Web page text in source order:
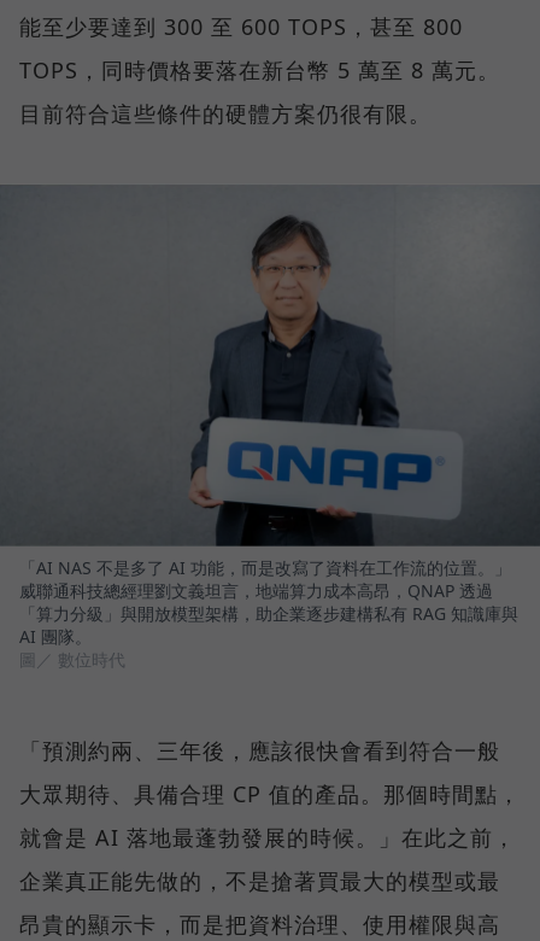
能至少要達到 300 至 600 TOPS，甚至 800
TOPS，同時價格要落在新台幣 5 萬至 8 萬元。
目前符合這些條件的硬體方案仍很有限。
「AI NAS 不是多了 AI 功能，而是改寫了資料在工作流的位置。」
威聯通科技總經理劉文義坦言，地端算力成本高昂，QNAP 透過
「算力分級」與開放模型架構，助企業逐步建構私有 RAG 知識庫與
AI 團隊。
圖／ 數位時代
「預測約兩、三年後，應該很快會看到符合一般
大眾期待、具備合理 CP 值的產品。那個時間點，
就會是 AI 落地最蓬勃發展的時候。」在此之前，
企業真正能先做的，不是搶著買最大的模型或最
昂貴的顯示卡，而是把資料治理、使用權限與高